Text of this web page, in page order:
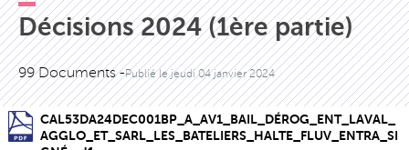
Décisions 2024 (1ère partie)
99 Documents -Publié lejeudi 04 janvier 2024
CAL53DA24DEC001BP_A_AV1_BAIL_DÉROG_ENT_LAVAL_
AGGLO_ET_SARL_LES_BATELIERS_HALTE_FLUV_ENTRA_SI